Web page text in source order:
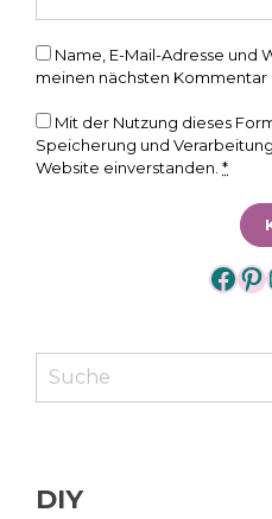
Name, E-Mail-Adresse und
meinen nächsten Kommentar
Mit der Nutzung dieses
Speicherung und
Website einverstanden. *
Suchen
DIY